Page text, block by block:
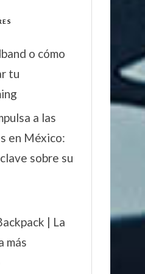
o cómo
tu
a las
en México:
sobre su
| La
más